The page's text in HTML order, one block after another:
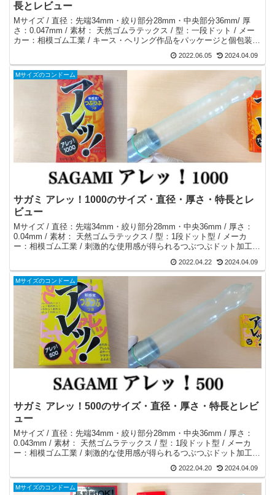
長とレビュー
Mサイズ / 直径：先端34mm・絞り部分28mm・中央部分36mm/ 厚
さ：0.047mm / 素材： 天然ゴムラテックス / 型：一段ドット / メー
カー：相模ゴム工業 / キース・ヘリング作品をパッケージと個包装に
採用。つぶつぶ付き＆亀頭の下が絞られている1段ドット加工。
2022.06.05 2024.04.09
Mサイズのコンドーム
サガミ アレッ！1000のサイズ・直径・厚さ・特長とレ
ビュー
Mサイズ / 直径：先端34mm・絞り部分28mm・中央36mm / 厚さ：
0.04mm / 素材： 天然ゴムラテックス / 型：1段ドット型 / メーカ
ー：相模ゴム工業 / 刺激的な使用感が得られるつぶつぶドット加工＆
2022.04.22 2024.04.09
Mサイズのコンドーム
サガミ アレッ！500のサイズ・直径・厚さ・特長とレビ
ュー
Mサイズ / 直径：先端34mm・絞り部分28mm・中央36mm / 厚さ：
0.043mm / 素材： 天然ゴムラテックス / 型：1段ドット型 / メーカ
ー：相模ゴム工業 / 刺激的な使用感が得られるつぶつぶドット加工＆
2022.04.20 2024.04.09
Mサイズのコンドーム